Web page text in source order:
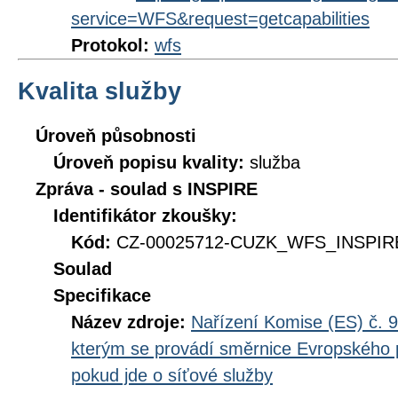
service=WFS&request=getcapabilities
Protokol: wfs
Kvalita služby
Úroveň působnosti
Úroveň popisu kvality: služba
Zpráva - soulad s INSPIRE
Identifikátor zkoušky:
Kód: CZ-00025712-
Soulad
Specifikace
Název zdroje: Nařízení Komise (ES) č.
kterým se provádí směrnice
pokud jde o síťové služby